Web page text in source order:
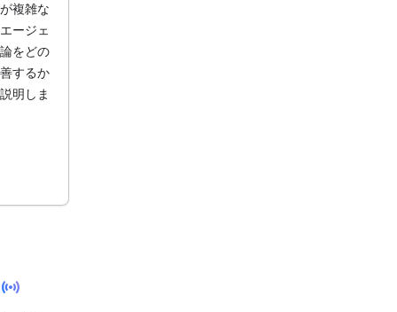
複雑な
ージェ
をどの
するか
明しま
sensors